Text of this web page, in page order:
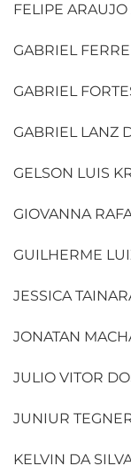
FELIPE ARAUJO
GABRIEL
GABRIEL
GABRIEL LANZ
GELSON LUIS
GIOVANNA
GUILHERME
JESSICA
JONATAN
JULIO VITOR
JUNIUR
KELVIN DA